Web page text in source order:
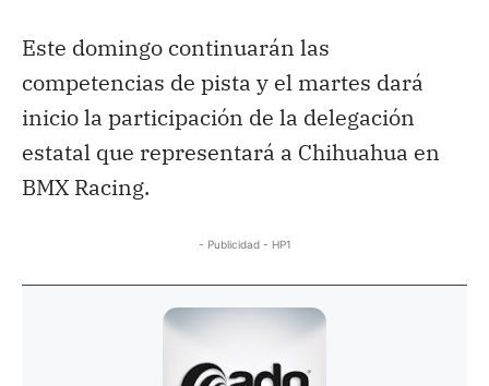
Este domingo continuarán las
competencias de pista y el martes dará
inicio la participación de la delegación
estatal que representará a Chihuahua en
BMX Racing.
- Publicidad - HP1